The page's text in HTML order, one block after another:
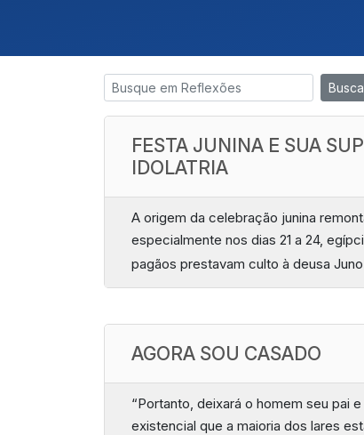
FESTA JUNINA E SUA
IDOLATRIA
A origem da celebração junina
especialmente nos dias 21 a 24,
pagãos prestavam culto à deusa
AGORA SOU CASADO
“Portanto, deixará o homem seu pai
existencial que a maioria dos lares